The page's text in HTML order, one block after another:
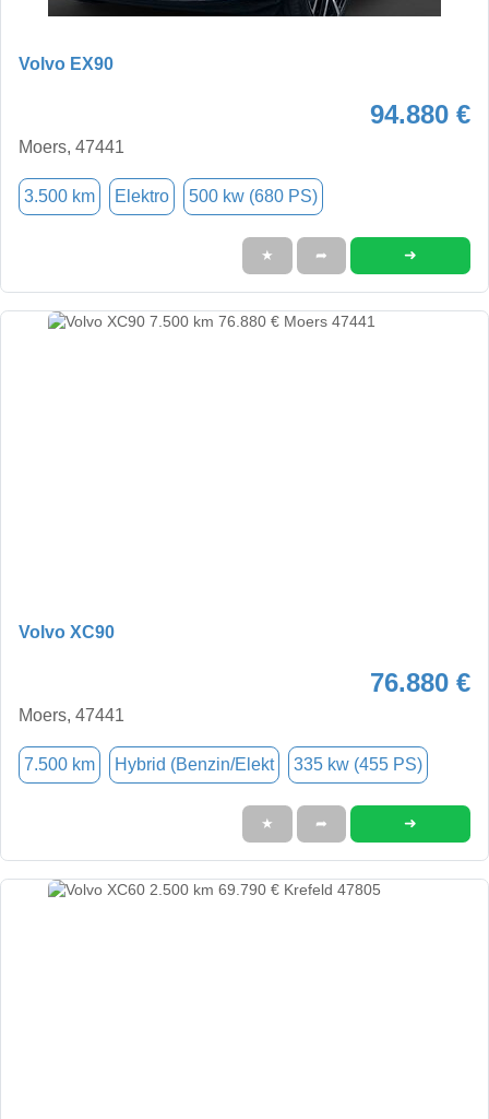
Volvo EX90
94.880 €
Moers, 47441
3.500 km Elektro 500 kw (680 PS)
★ ➦ ➜
Volvo XC90
76.880 €
Moers, 47441
7.500 km Hybrid (Benzin/Elekt 335 kw (455 PS)
★ ➦ ➜